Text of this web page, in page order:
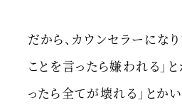
だから、カウンセラーにな
ことを言ったら嫌われる」
ったら全てが壊れる」とか